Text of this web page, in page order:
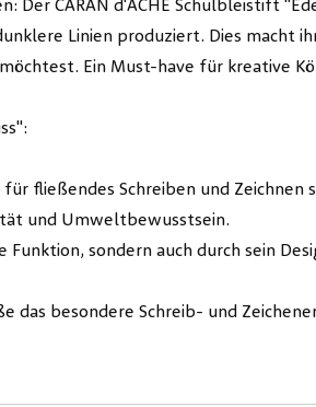
Der CARAN d'ACHE Schulbleistift
Linien produziert. Dies macht
Ein Must-have für kreative
fließendes Schreiben und Zeichnen
und Umweltbewusstsein.
sondern auch durch sein
das besondere Schreib- und